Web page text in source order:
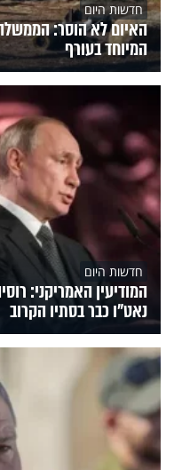
חדשות היום
האיום לא הוסר:
המיוחד בעורף
חדשות היום
המודיעין האמריקני:
נאט"ו כבר בסתיו הקרוב